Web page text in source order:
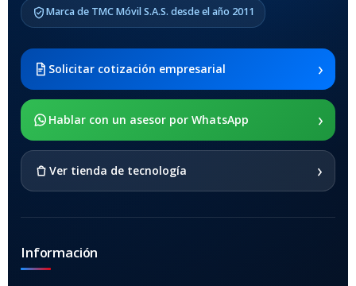
2021 SM-x200 / Samsung
Galaxy Tab A8 10.5 2021 SM-
x205
SOPORTE DE APOYO
Marca de TMC Móvil S.A.S. desde el año 2011
Solicitar cotización empresarial ›
Hablar con un asesor por WhatsApp ›
Ver tienda de tecnología ›
Información